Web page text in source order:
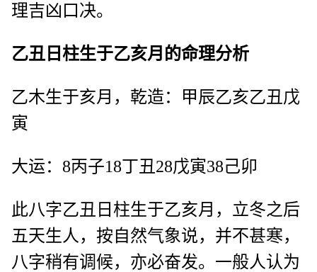
理吉凶口决。
乙丑日柱生于乙亥月的命理分析
乙木生于亥月，乾造：甲辰乙亥乙丑戊
寅
大运：8丙子18丁丑28戊寅38己卯
此八字乙丑日柱生于乙亥月，立冬之后
五天生人，按自然气象说，并不甚寒，
八字稍有调候，亦必奋发。一般人认为